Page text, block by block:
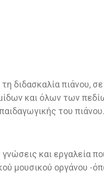
διδασκαλία πιάνου,
και όλων των
του πιάνου.
και εργαλεία
μουσικού οργάνου -